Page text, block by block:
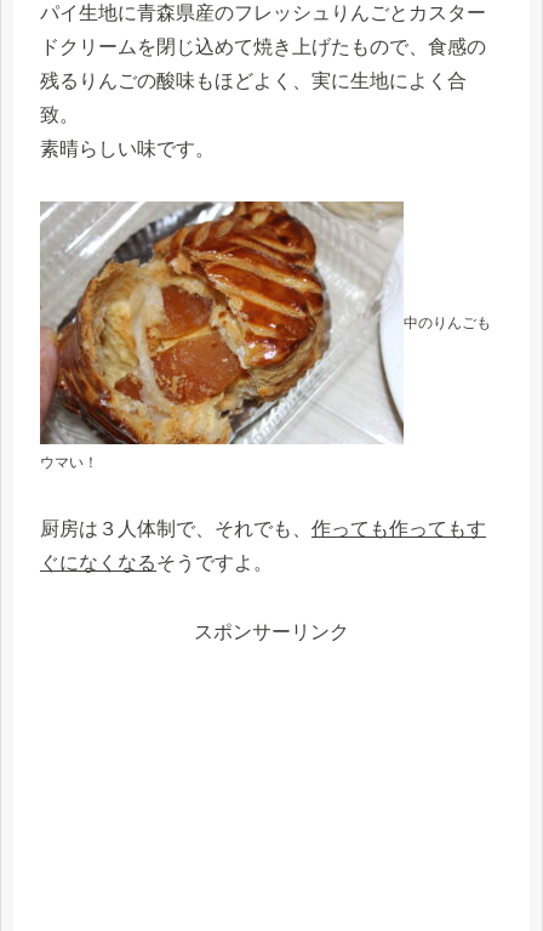
パイ⽣地に⻘森県産のフレッシュりんごとカスター
ドクリームを閉じ込めて焼き上げたもので、⾷感の
残るりんごの酸味もほどよく、実に⽣地によく合
致。
素晴らしい味です。
中のりんごも
ウマい！
厨房は３人体制で、それでも、 作っても作ってもす
ぐになくなるそうですよ。
スポンサーリンク